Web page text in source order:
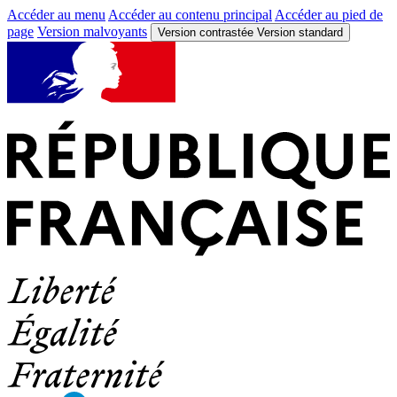
Accéder au menu Accéder au contenu principal Accéder au pied de
page Version malvoyants Version contrastée Version standard